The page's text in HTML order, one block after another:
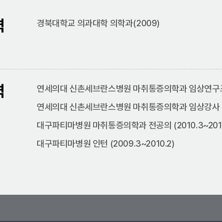
경북대학교 의과대학 의학과(2009)
연세의대 신촌세브란스병원 마취통증의학과 임상연
연세의대 신촌세브란스병원 마취통증의학과 임상강
대구파티마병원 마취통증의학과 전공의
대구파티마병원 인턴 (2009.3~2010.2)